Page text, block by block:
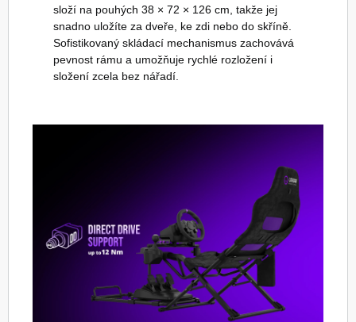
složí na pouhých 38 × 72 × 126 cm, takže jej
snadno uložíte za dveře, ke zdi nebo do skříně.
Sofistikovaný skládací mechanismus zachovává
pevnost rámu a umožňuje rychlé rozložení i
složení zcela bez nářadí.